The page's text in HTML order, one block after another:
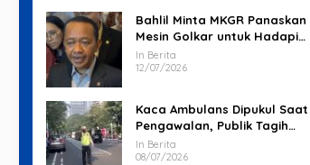
Bahlil Minta MKGR Panaskan
Mesin Golkar untuk Hadapi
Pemilu 2029
In Berita
12/07/2026
Kaca Ambulans Dipukul Saat
Pengawalan, Publik Tagih
Jawaban Polisi
In Berita
08/07/2026